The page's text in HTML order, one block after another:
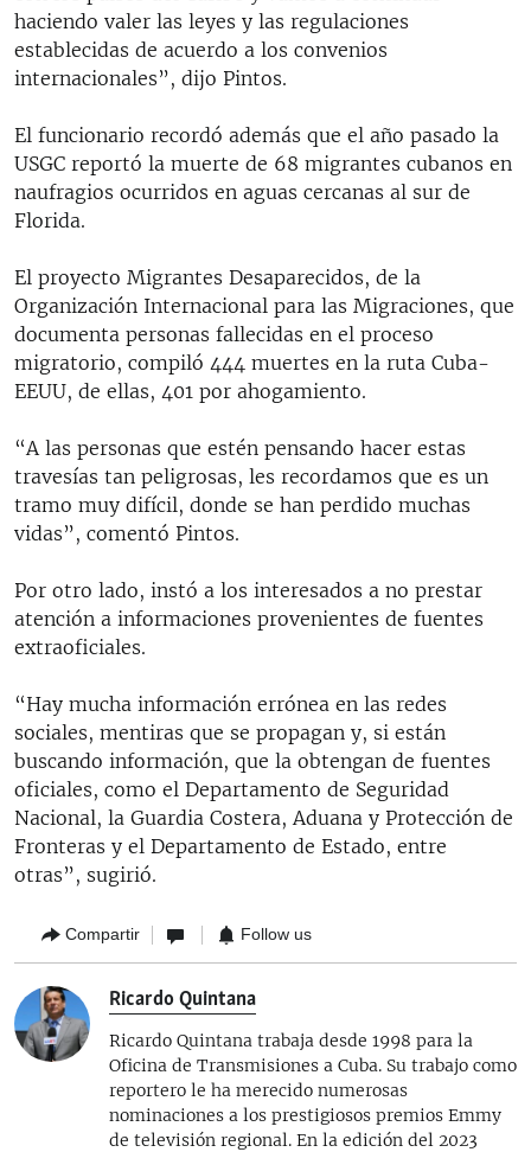
haciendo valer las leyes y las regulaciones
establecidas de acuerdo a los convenios
internacionales”, dijo Pintos.
El funcionario recordó además que el año pasado la
USGC reportó la muerte de 68 migrantes cubanos en
naufragios ocurridos en aguas cercanas al sur de
Florida.
El proyecto Migrantes Desaparecidos, de la
Organización Internacional para las Migraciones, que
documenta personas fallecidas en el proceso
migratorio, compiló 444 muertes en la ruta Cuba-
EEUU, de ellas, 401 por ahogamiento.
“A las personas que estén pensando hacer estas
travesías tan peligrosas, les recordamos que es un
tramo muy difícil, donde se han perdido muchas
vidas”, comentó Pintos.
Por otro lado, instó a los interesados a no prestar
atención a informaciones provenientes de fuentes
extraoficiales.
“Hay mucha información errónea en las redes
sociales, mentiras que se propagan y, si están
buscando información, que la obtengan de fuentes
oficiales, como el Departamento de Seguridad
Nacional, la Guardia Costera, Aduana y Protección de
Fronteras y el Departamento de Estado, entre
otras”, sugirió.
Compartir Follow us
Ricardo Quintana
Ricardo Quintana trabaja desde 1998 para la
Oficina de Transmisiones a Cuba. Su trabajo como
reportero le ha merecido numerosas
nominaciones a los prestigiosos premios Emmy
de televisión regional. En la edición del 2023